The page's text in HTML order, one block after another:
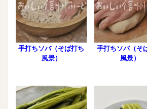
手打ちソバ（そば打ち
風景）
手打ちソバ（そ
風景）